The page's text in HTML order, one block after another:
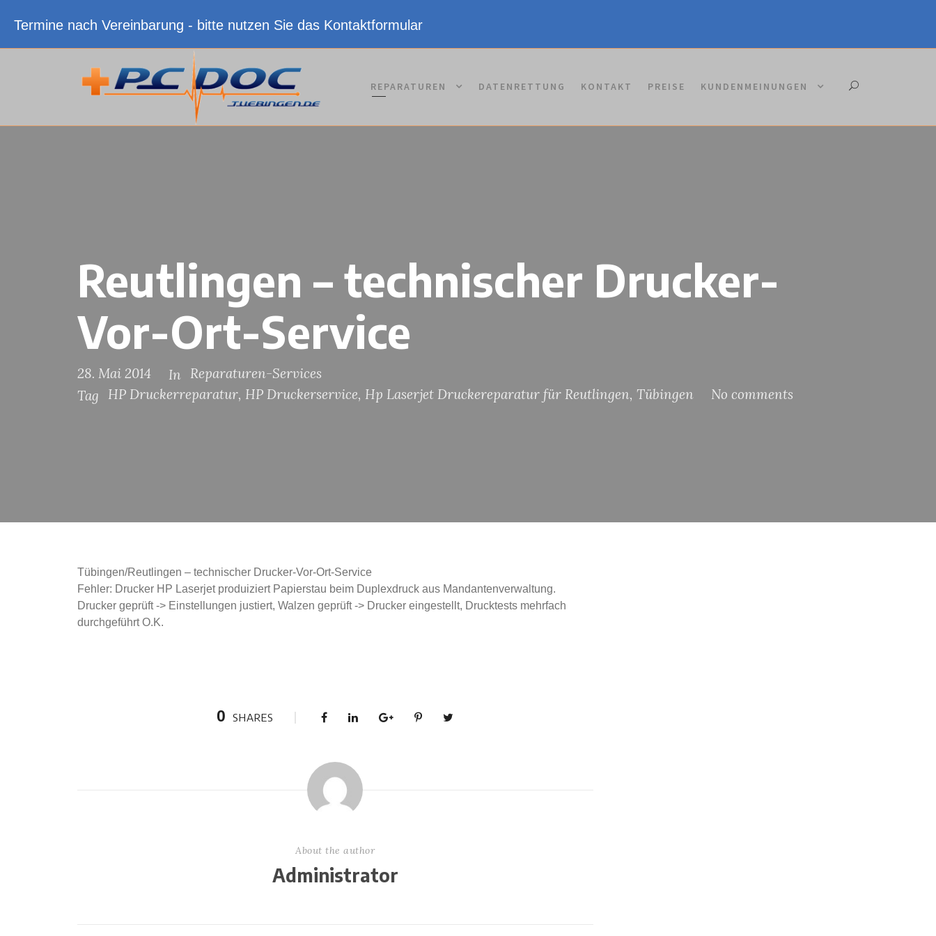
Termine nach Vereinbarung - bitte nutzen Sie das Kontaktformular
REPARATUREN DATENRETTUNG KONTAKT PREISE KUNDENMEINUNGEN
Reutlingen – technischer Drucker-
Vor-Ort-Service
28. Mai 2014 In
Reparaturen-Services
Tag
HP Druckerreparatur, HP Druckerservice, Hp Laserjet Druckereparatur für Reutlingen, Tübingen No comments
Tübingen/Reutlingen – technischer Drucker-Vor-Ort-Service
Fehler: Drucker HP Laserjet produiziert Papierstau beim Duplexdruck aus Mandantenverwaltung.
Drucker geprüft -> Einstellungen justiert, Walzen geprüft -> Drucker eingestellt, Drucktests mehrfach
durchgeführt O.K.
0 SHARES
About the author
Administrator